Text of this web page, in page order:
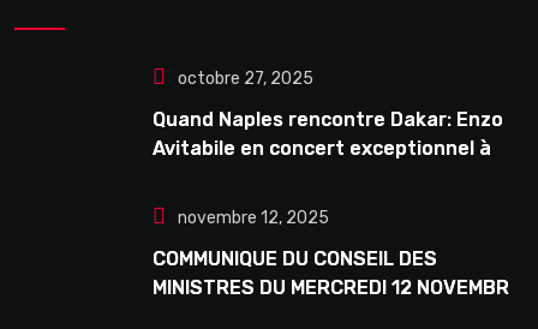
octobre 27, 2025
Quand Naples rencontre Dakar: Enzo
Avitabile en concert exceptionnel à
novembre 12, 2025
COMMUNIQUE DU CONSEIL DES
MINISTRES DU MERCREDI 12 NOVEMBRE